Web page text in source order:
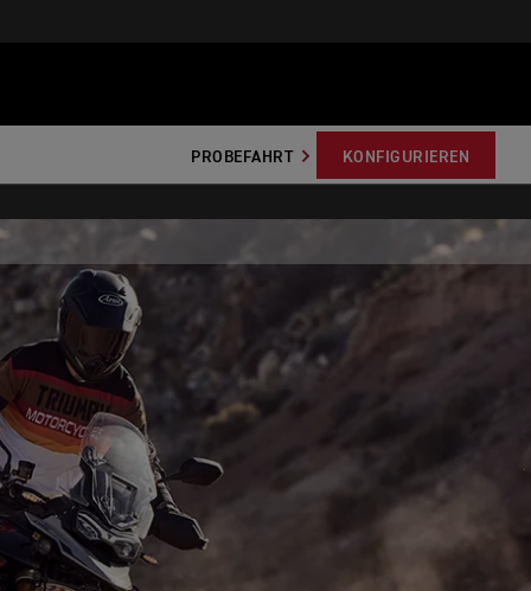
PROBEFAHRT KONFIGURIEREN